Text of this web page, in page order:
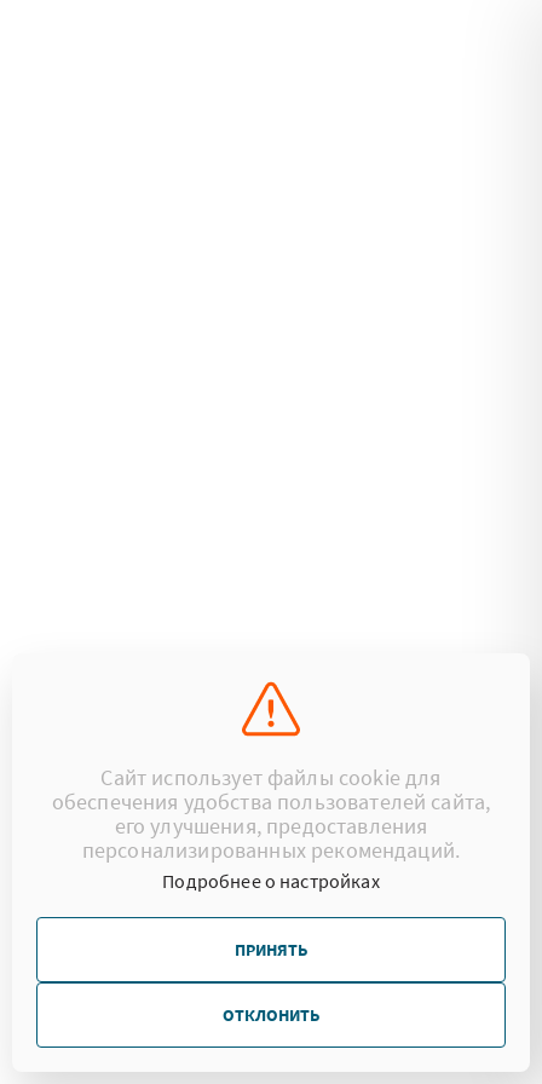
Сайт использует файлы cookie для
обеспечения удобства пользователей сайта,
его улучшения, предоставления
персонализированных рекомендаций.
Подробнее о настройках
ПРИНЯТЬ
ОТКЛОНИТЬ